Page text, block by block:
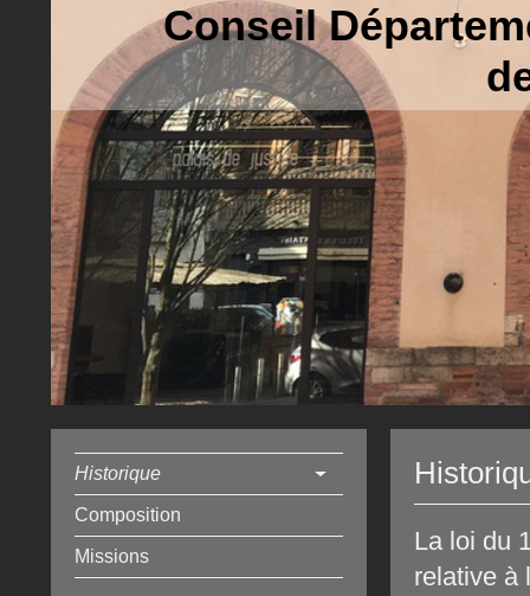
Conseil
de
La loi du
relative à
Historique
Composition
Missions